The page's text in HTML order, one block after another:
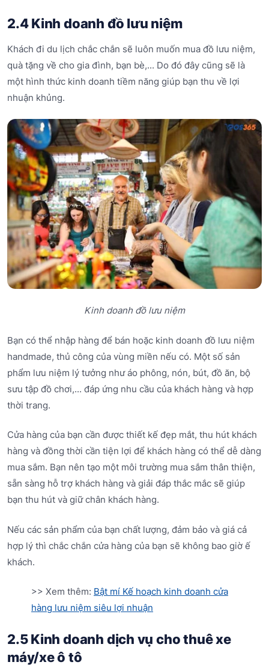
2.4 Kinh doanh đồ lưu niệm
Khách đi du lịch chắc chắn sẽ luôn muốn mua đồ lưu niệm,
quà tặng về cho gia đình, bạn bè,... Do đó đây cũng sẽ là
một hình thức kinh doanh tiềm năng giúp bạn thu về lợi
nhuận khủng.
Kinh doanh đồ lưu niệm
Bạn có thể nhập hàng để bán hoặc kinh doanh đồ lưu niệm
handmade, thủ công của vùng miền nếu có. Một số sản
phẩm lưu niệm lý tưởng như áo phông, nón, bút, đồ ăn, bộ
sưu tập đồ chơi,... đáp ứng nhu cầu của khách hàng và hợp
thời trang.
Cửa hàng của bạn cần được thiết kế đẹp mắt, thu hút khách
hàng và đồng thời cần tiện lợi để khách hàng có thể dễ dàng
mua sắm. Bạn nên tạo một môi trường mua sắm thân thiện,
sẵn sàng hỗ trợ khách hàng và giải đáp thắc mắc sẽ giúp
bạn thu hút và giữ chân khách hàng.
Nếu các sản phẩm của bạn chất lượng, đảm bảo và giá cả
hợp lý thì chắc chắn cửa hàng của bạn sẽ không bao giờ ế
khách.
>> Xem thêm: Bật mí Kế hoạch kinh doanh cửa
hàng lưu niệm siêu lợi nhuận
2.5 Kinh doanh dịch vụ cho thuê xe
máy/xe ô tô